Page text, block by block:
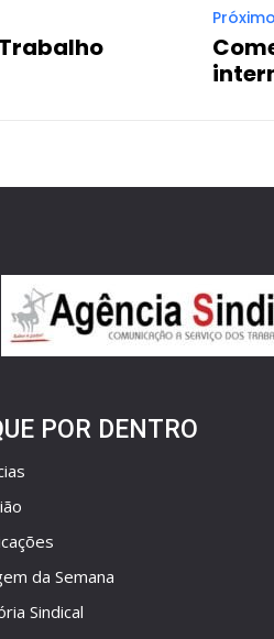
POR DENTRO
da Semana
Sindical